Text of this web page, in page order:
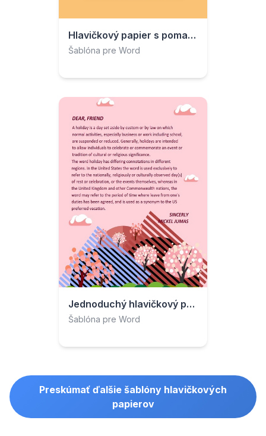
Hlavičkový papier s pomarančom
Šablóna pre Word
Jednoduchý hlavičkový papier s ružovým kvetom
Šablóna pre Word
Preskúmať ďalšie šablóny hlavičkových
papierov